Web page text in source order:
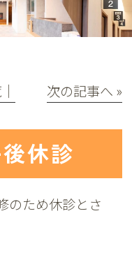
次の記事へ »
休診
ため休診とさ